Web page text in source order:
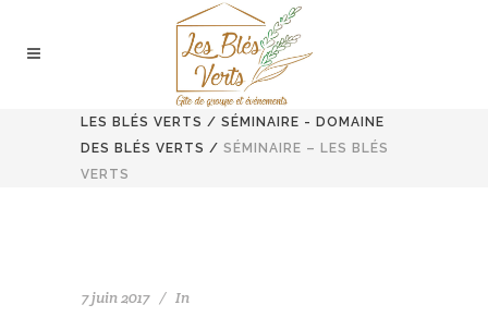
LES BLÉS VERTS / SÉMINAIRE - DOMAINE
DES BLÉS VERTS / SÉMINAIRE – LES BLÉS
VERTS
7 juin 2017 In